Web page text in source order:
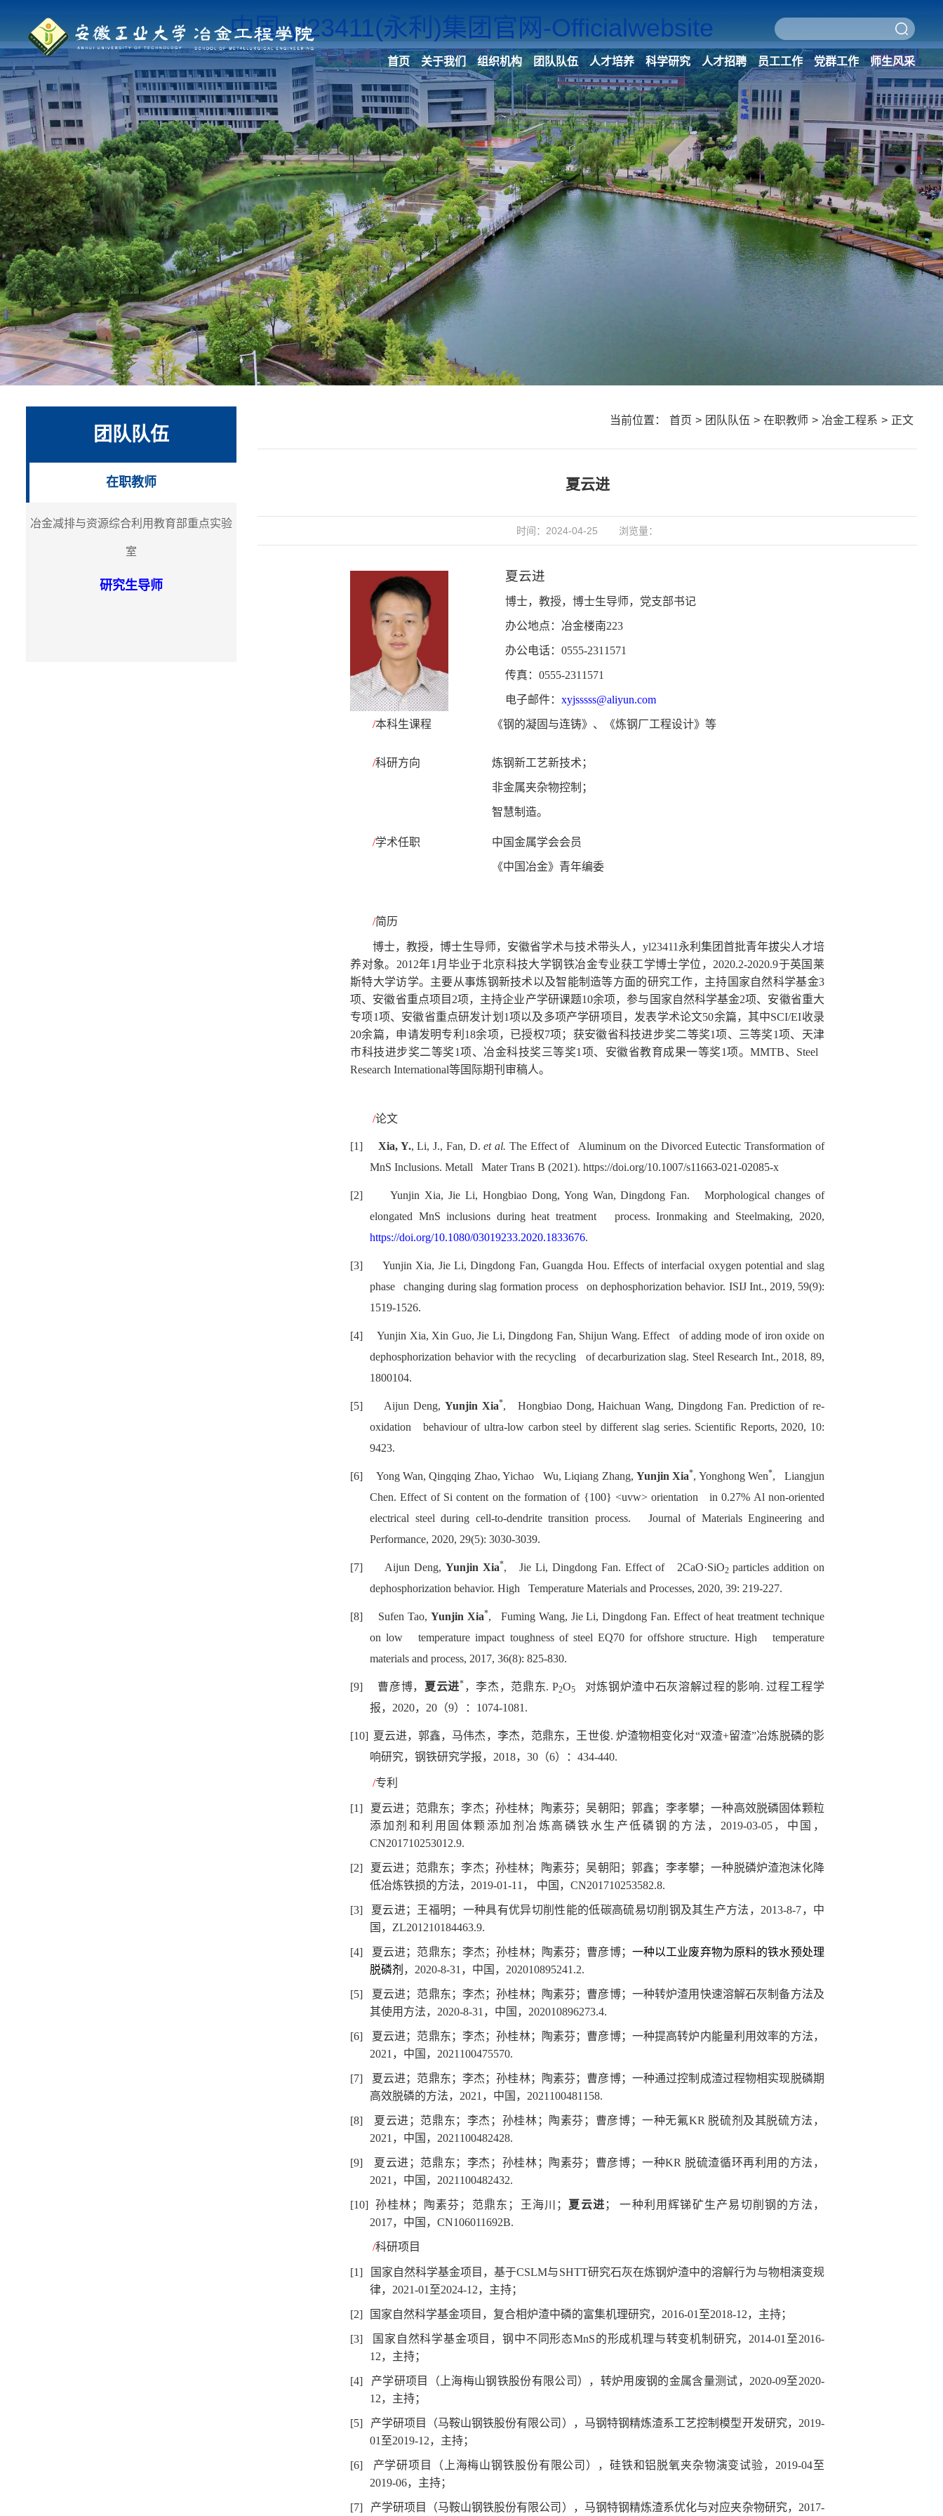
中国·yl23411(永利)集团官网-Officialwebsite
首页 关于我们 组织机构 团队队伍 人才培养 科学研究 人才招聘 员工工作 党群工作 师生风采
团队队伍
在职教师
冶金减排与资源综合利用教育部重点实验
室
研究生导师
当前位置： 首页 > 团队队伍 > 在职教师 > 冶金工程系 > 正文
夏云进
时间：2024-04-25 浏览量：
夏云进
博士，教授，博士生导师，党支部书记
办公地点：冶金楼南223
办公电话：0555-2311571
传真：0555-2311571
电子邮件：xyjsssss@aliyun.com
/本科生课程 《钢的凝固与连铸》、《炼钢厂工程设计》等
/科研方向 炼钢新工艺新技术；
非金属夹杂物控制；
智慧制造。
/学术任职 中国金属学会会员
《中国冶金》青年编委
/简历
博士，教授，博士生导师，安徽省学术与技术带头人，yl23411永利集团首批青年拔尖人才培
养对象。 2012年1 月毕业于北京科技大学钢铁冶金专业获工学博士学位， 2020.2-2020.9于英国莱
斯特大学访学。主要从事炼钢新技术以及智能制造等方面的研究工作，主持国家自然科学基金3
项、安徽省重点项目 2项，主持企业产学研课题10余项，参与国家自然科学基金2项、安徽省重大
专项1项、安徽省重点研发计划 1项以及多项产学研项目，发表学术论文50余篇，其中SCI/EI收录
20余篇，申请发明专利 18余项，已授权7项；获安徽省科技进步奖二等奖1项、三等奖1项、天津
市科技进步奖二等奖1项、冶金科技奖三等奖1 项、安徽省教育成果一等奖1项。MMTB、 Steel
Research International等国际期刊审稿人。
/论文
[1] Xia, Y., Li, J., Fan, D.et al. The Effect of Aluminum on the Divorced Eutectic Transformation of
MnS Inclusions. Metall Mater Trans B (2021). https://doi.org/10.1007/s11663-021-02085-x
[2] Yunjin Xia, Jie Li, Hongbiao Dong, Yong Wan, Dingdong Fan. Morphological changes of
elongated MnS inclusions during heat treatment process. Ironmaking and Steelmaking, 2020,
https://doi.org/10.1080/03019233.2020.1833676.
[3] Yunjin Xia, Jie Li, Dingdong Fan, Guangda Hou. Effects of interfacial oxygen potential and slag
phase changing during slag formation process on dephosphorization behavior. ISIJ Int., 2019, 59(9):
1519-1526.
[4] Yunjin Xia, Xin Guo, Jie Li, Dingdong Fan, Shijun Wang. Effect of adding mode of iron oxide on
dephosphorization behavior with the recycling of decarburization slag. Steel Research Int., 2018, 89,
1800104.
[5] Aijun Deng, Yunjin Xia*, Hongbiao Dong, Haichuan Wang, Dingdong Fan. Prediction of re-
oxidation behaviour of ultra-low carbon steel by different slag series. Scientific Reports, 2020, 10:
9423.
[6] Yong Wan, Qingqing Zhao, Yichao Wu, Liqiang Zhang, Yunjin Xia*, Yonghong Wen*, Liangjun
Chen. Effect of Si content on the formation of {100} <uvw> orientation in 0.27% Al non-oriented
electrical steel during cell-to-dendrite transition process. Journal of Materials Engineering and
Performance, 2020, 29(5): 3030-3039.
[7] Aijun Deng,Yunjin Xia*, Jie Li, Dingdong Fan. Effect of 2CaO·SiO2particles addition on
dephosphorization behavior. High Temperature Materials and Processes, 2020, 39: 219-227.
[8] Sufen Tao, Yunjin Xia*, Fuming Wang, Jie Li, Dingdong Fan. Effect of heat treatment technique
on low temperature impact toughness of steel EQ70 for offshore structure. High temperature
materials and process, 2017, 36(8): 825-830.
[9] 曹彦博，夏云进*，李杰，范鼎东. P2O5 对炼钢炉渣中石灰溶解过程的影响.过程工程学
报， 2020， 20 （9）： 1074-1081.
[10] 夏云进，郭鑫，马伟杰，李杰，范鼎东，王世俊. 炉渣物相变化对“双渣+留渣”冶炼脱磷的影
响研究，钢铁研究学报， 2018，30 （6）：434-440.
/专利
[1] 夏云进 ；范鼎东；李杰；孙桂林；陶素芬；吴朝阳；郭鑫；李孝攀；一种高效脱磷固体颗粒
添加剂和利用固体颗添加剂冶炼高磷铁水生产低磷钢的方法， 2019-03-05，中国，
CN201710253012.9.
[2] 夏云进 ；范鼎东；李杰；孙桂林；陶素芬；吴朝阳；郭鑫；李孝攀；一种脱磷炉渣泡沫化降
低冶炼铁损的方法， 2019-01-11 ， 中国，CN201710253582.8.
[3] 夏云进 ；王福明；一种具有优异切削性能的低碳高硫易切削钢及其生产方法， 2013-8-7，中
国， ZL201210184463.9.
[4] 夏云进 ； 范鼎东 ； 李杰 ；孙桂林； 陶素芬 ； 曹彦博； 一种以工业废弃物为原料的铁水预处理
脱磷剂 ， 2020-8-31 ，中国， 202010895241.2.
[5] 夏云进 ； 范鼎东 ； 李杰 ；孙桂林； 陶素芬 ；曹彦博； 一种转炉渣用快速溶解石灰制备方法及
其使用方法， 2020-8-31 ，中国， 202010896273.4.
[6] 夏云进 ； 范鼎东 ； 李杰 ；孙桂林；陶素芬；曹彦博；一种提高转炉内能量利用效率的方法，
2021 ，中国， 2021100475570.
[7] 夏云进 ； 范鼎东 ； 李杰 ；孙桂林； 陶素芬；曹彦博； 一种通过控制成渣过程物相实现脱磷期
高效脱磷的方法， 2021 ，中国， 2021100481158.
[8] 夏云进 ； 范鼎东 ； 李杰 ； 孙桂林；陶素芬；曹彦博； 一种无氟KR 脱硫剂及其脱硫方法 ，
2021 ，中国， 2021100482428.
[9] 夏云进 ； 范鼎东 ； 李杰 ；孙桂林；陶素芬；曹彦博； 一种KR 脱硫渣循环再利用的方法 ，
2021 ，中国， 2021100482432.
[10] 孙桂林；陶素芬；范鼎东；王海川； 夏云进 ；
一种利用辉锑矿生产易切削钢的方法，
2017，中国，CN106011692B.
/科研项目
[1] 国家自然科学基金项目，基于CSLM与SHTT研究石灰在炼钢炉渣中的溶解行为与物相演变规
律， 2021-01 至2024-12，主持；
[2] 国家自然科学基金项目， 复合相炉渣中磷的富集机理研究， 2016-01 至2018-12， 主持；
[3] 国家自然科学基金项目，钢中不同形态MnS的形成机理与转变机制研究， 2014-01 至2016-
12， 主持；
[4] 产学研项目（ 上海梅山钢铁股份有限公司 ）， 转炉用废钢的金属含量测试， 2020-09至2020-
12，主持；
[5] 产学研项目（马鞍山钢铁股份有限公司 ）， 马钢特钢精炼渣系工艺控制模型开发研究， 2019-
01 至2019-12，主持；
[6] 产学研项目（ 上海梅山钢铁股份有限公司），硅铁和铝脱氧夹杂物演变试验， 2019-04至
2019-06，主持；
[7] 产学研项目（马鞍山钢铁股份有限公司 ）， 马钢特钢精炼渣系优化与对应夹杂物研究， 2017-